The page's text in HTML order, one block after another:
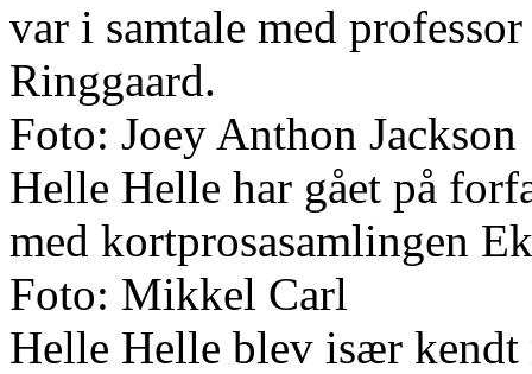
var i samtale med
Ringgaard.
Foto: Joey Anthon Jackson
Helle Helle har gået på
med kortprosasamlingen
Foto: Mikkel Carl
Helle Helle blev især